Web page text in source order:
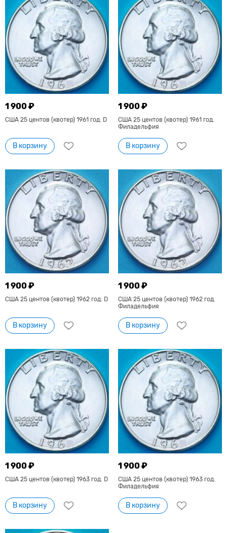
1 900 ₽
США 25 центов (квотер) 1961 год. D
В корзину
1 900 ₽
США 25 центов (квотер) 1961 год.
Филадельфия
В корзину
1 900 ₽
США 25 центов (квотер) 1962 год. D
В корзину
1 900 ₽
США 25 центов (квотер) 1962 год.
Филадельфия
В корзину
1 900 ₽
США 25 центов (квотер) 1963 год. D
В корзину
1 900 ₽
США 25 центов (квотер) 1963 год.
Филадельфия
В корзину